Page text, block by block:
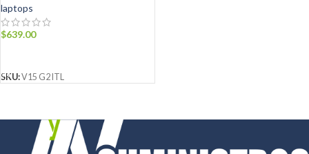
laptops
$639.00
SKU:V15 G2 ITL